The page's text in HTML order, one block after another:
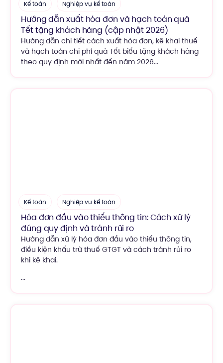
Kế toán Nghiệp vụ kế toán
Hướng dẫn xuất hóa đơn và hạch toán quà
Tết tặng khách hàng (cập nhật 2026)
Hướng dẫn chi tiết cách xuất hóa đơn, kê khai thuế
và hạch toán chi phí quà Tết biếu tặng khách hàng
theo quy định mới nhất đến năm 2026...
Kế toán Nghiệp vụ kế toán
Hóa đơn đầu vào thiếu thông tin: Cách xử lý
đúng quy định và tránh rủi ro
Hướng dẫn xử lý hóa đơn đầu vào thiếu thông tin,
điều kiện khấu trừ thuế GTGT và cách tránh rủi ro
khi kê khai.
...